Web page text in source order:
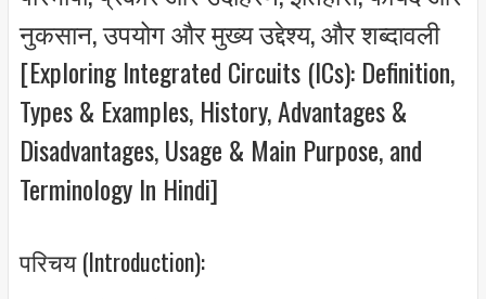
नुकसान, उपयोग और मुख्य उद्देश्य, और शब्दावली
[Exploring Integrated Circuits (ICs): Definition,
Types & Examples, History, Advantages &
Disadvantages, Usage & Main Purpose, and
Terminology In Hindi]
परिचय (Introduction):